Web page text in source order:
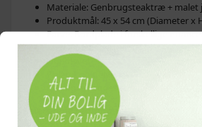
Materiale: Genbrugsteaktræ + malet
Produktmål: 45 x 54 cm (Diameter x
Farve: Bordplade i forskellige
Med 3 metalben
Håndlavet
Poleret og delvis lakeret
Kan også bruges som et sofabord
Relaterede søgninger